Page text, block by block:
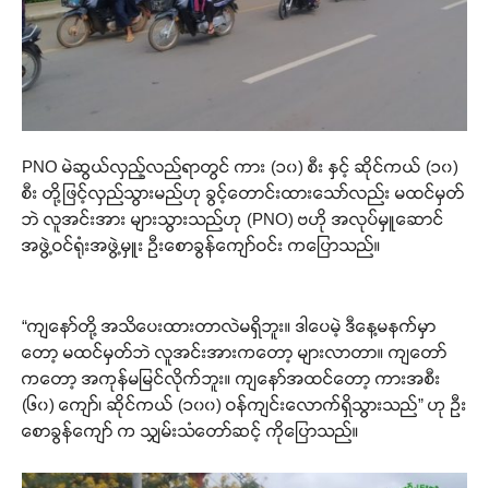
PNO မဲဆွယ်လှည့်လည်ရာတွင် ကား (၁၀) စီး နှင့် ဆိုင်ကယ် (၁၀)
စီး တို့ဖြင့်လှည်သွားမည်ဟု ခွင့်တောင်းထားသော်လည်း မထင်မှတ်
ဘဲ လူအင်းအား များသွားသည်ဟု (PNO) ဗဟို အလုပ်မှူဆောင်
အဖွဲ့ဝင်ရုံးအဖွဲ့မှူး ဦးစောခွန်ကျော်ဝင်း ကပြောသည်။
“ကျနော်တို့ အသိပေးထားတာလဲမရှိဘူး။ ဒါပေမဲ့ ဒီနေ့မနက်မှာ
တော့ မထင်မှတ်ဘဲ လူအင်းအားကတော့ များလာတာ။ ကျတော်
ကတော့ အကုန်မမြင်လိုက်ဘူး။ ကျနော်အထင်တော့ ကားအစီး
(၆၀) ကျော်၊ ဆိုင်ကယ် (၁၀၀) ဝန်ကျင်းလောက်ရှိသွားသည်” ဟု ဦး
စောခွန်ကျော် က သျှမ်းသံတော်ဆင့် ကိုပြောသည်။